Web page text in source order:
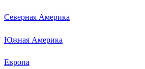
Северная Америка
Южная Америка
Европа